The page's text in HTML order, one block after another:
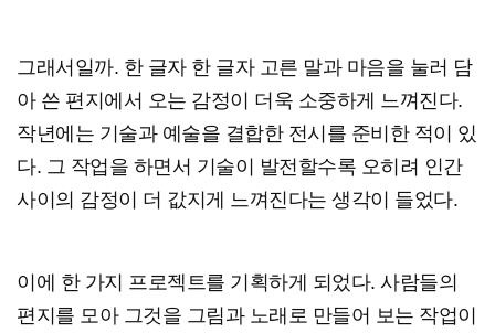
그래서일까. 한 글자 한 글자 고른 말과 마음을 눌러 담
아 쓴 편지에서 오는 감정이 더욱 소중하게 느껴진다.
작년에는 기술과 예술을 결합한 전시를 준비한 적이 있
다. 그 작업을 하면서 기술이 발전할수록 오히려 인간
사이의 감정이 더 값지게 느껴진다는 생각이 들었다.
이에 한 가지 프로젝트를 기획하게 되었다. 사람들의
편지를 모아 그것을 그림과 노래로 만들어 보는 작업이